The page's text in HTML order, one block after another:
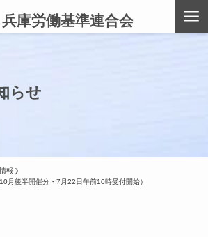
兵庫労働基準連合会
らせ
報
月後半開催分・7月22日午前10時受付開始）